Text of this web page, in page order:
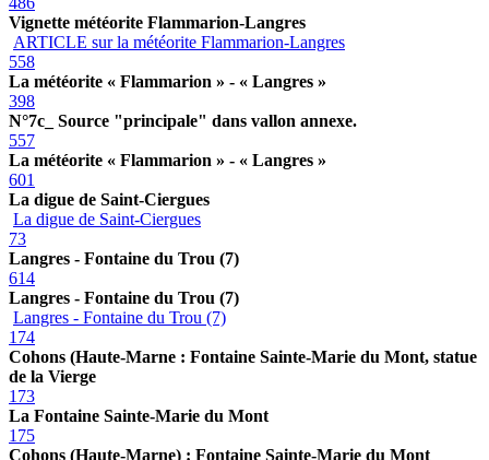
Vignette météorite Flammarion-Langres
ARTICLE sur la météorite Flammarion-Langres
558
La météorite « Flammarion » - « Langres »
398
N°7c_ Source "principale" dans vallon annexe.
557
La météorite « Flammarion » - « Langres »
601
La digue de Saint-Ciergues
La digue de Saint-Ciergues
73
Langres - Fontaine du Trou (7)
614
Langres - Fontaine du Trou (7)
Langres - Fontaine du Trou (7)
174
Cohons (Haute-Marne : Fontaine Sainte-Marie du Mont, statue
de la Vierge
173
La Fontaine Sainte-Marie du Mont
175
Cohons (Haute-Marne) : Fontaine Sainte-Marie du Mont